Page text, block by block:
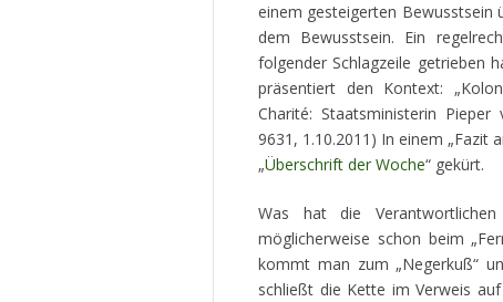
einem gesteigerten
dem Bewusstsein. Ein
folgender Schlagzeile getrieben
präsentiert den Kontext:
Charité: Staatsministerin
9631, 1.10.2011) In einem „Fazit
„Überschrift der Woche“ gekürt.
Was hat die
möglicherweise schon beim
kommt man zum „Negerkuß“
schließt die Kette im Verweis